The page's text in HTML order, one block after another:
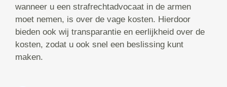
wanneer u een strafrechtadvocaat in de armen
moet nemen, is over de vage kosten. Hierdoor
bieden ook wij transparantie en eerlijkheid over de
kosten, zodat u ook snel een beslissing kunt
maken.